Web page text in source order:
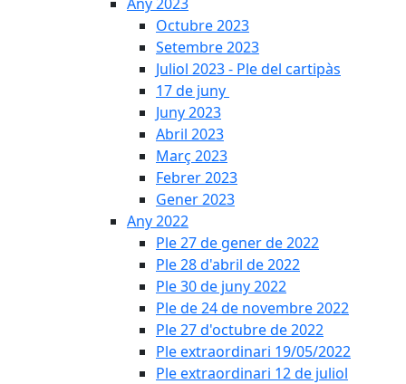
Octubre 2023
Setembre 2023
Juliol 2023 - Ple del cartipàs
17 de juny
Juny 2023
Abril 2023
Març 2023
Febrer 2023
Gener 2023
Any 2022
Ple 27 de gener de 2022
Ple 28 d'abril de 2022
Ple 30 de juny 2022
Ple de 24 de novembre 2022
Ple 27 d'octubre de 2022
Ple extraordinari 19/05/2022
Ple extraordinari 12 de juliol